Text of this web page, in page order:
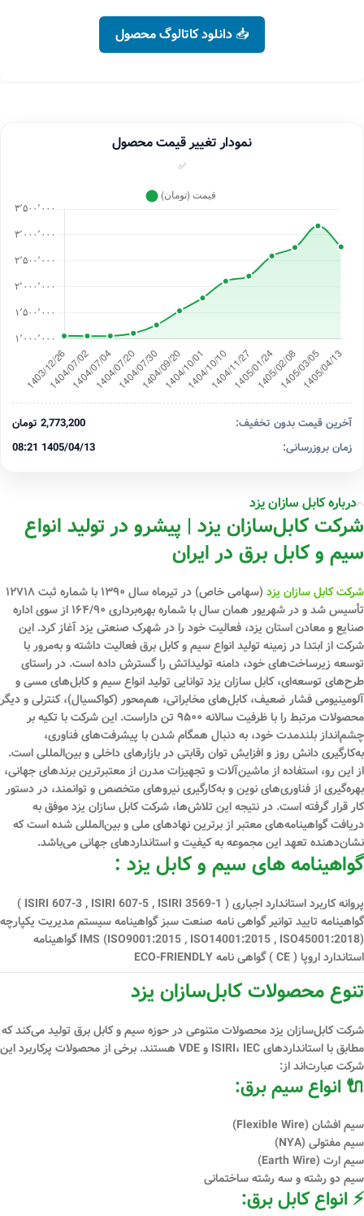
📥 دانلود کاتالوگ محصول
نمودار تغییر قیمت محصول
✅
آخرین قیمت بدون تخفیف:
2,773,200 تومان
زمان بروزرسانی:
1405/04/13 08:21
درباره کابل سازان یزد
شرکت کابل‌سازان یزد | پیشرو در تولید انواع
سیم و کابل برق در ایران
شرکت کابل سازان یزد
(سهامی خاص) در تیرماه سال ۱۳۹۰ با شماره ثبت ۱۲۷۱۸
تأسیس شد و در شهریور همان سال با شماره بهره‌برداری ۱۶۴/۹۰ از سوی اداره
صنایع و معادن استان یزد، فعالیت خود را در شهرک صنعتی یزد آغاز کرد. این
شرکت از ابتدا در زمینه تولید انواع سیم و کابل برق فعالیت داشته و به‌مرور با
توسعه زیرساخت‌های خود، دامنه تولیداتش را گسترش داده است. در راستای
طرح‌های توسعه‌ای، کابل سازان یزد توانایی تولید انواع سیم و کابل‌های مسی و
آلومینیومی فشار ضعیف، کابل‌های مخابراتی، هم‌محور (کواکسیال)، کنترلی و دیگر
محصولات مرتبط را با ظرفیت سالانه ۹۵۰۰ تن داراست. این شرکت با تکیه بر
چشم‌انداز بلندمدت خود، به دنبال همگام شدن با پیشرفت‌های فناوری،
به‌کارگیری دانش روز و افزایش توان رقابتی در بازارهای داخلی و بین‌المللی است.
از این رو، استفاده از ماشین‌آلات و تجهیزات مدرن از معتبرترین برندهای جهانی،
بهره‌گیری از فناوری‌های نوین و به‌کارگیری نیروهای متخصص و توانمند، در دستور
کار قرار گرفته است. در نتیجه این تلاش‌ها، شرکت کابل سازان یزد موفق به
دریافت گواهینامه‌های معتبر از برترین نهادهای ملی و بین‌المللی شده است که
نشان‌دهنده تعهد این مجموعه به کیفیت و استانداردهای جهانی می‌باشد.
گواهینامه های سیم و کابل یزد :
پروانه کاربرد استاندارد اجباری ( ISIRI 607-3 , ISIRI 607-5 , ISIRI 3569-1 )
گواهینامه تایید توانیر گواهی نامه صنعت سبز گواهینامه سیستم مدیریت یكپارچه
IMS (ISO9001:2015 , ISO14001:2015 , ISO45001:2018) گواهینامه
استاندارد اروپا ( CE ) گواهی نامه ECO-FRIENDLY
تنوع محصولات کابل‌سازان یزد
شرکت کابل‌سازان یزد محصولات متنوعی در حوزه سیم و کابل برق تولید می‌کند که
مطابق با استانداردهایISIRI، IEC و VDE
هستند. برخی از محصولات پرکاربرد این
شرکت عبارت‌اند از:
🔌 انواع سیم برق:
سیم افشان (Flexible Wire)
سیم مفتولی (NYA)
سیم ارت (Earth Wire)
سیم دو رشته و سه رشته ساختمانی
⚡ انواع کابل برق: